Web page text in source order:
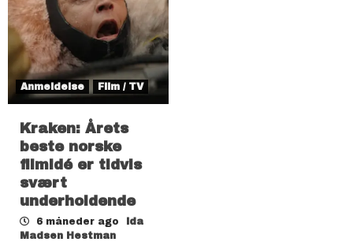
Anmeldelse Film / TV
Kraken: Årets
beste norske
filmidé er tidvis
svært
underholdende
6 måneder ago
Ida
Madsen Hestman